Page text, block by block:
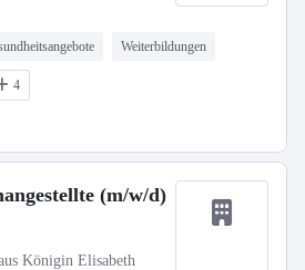
Weiterbildungen
4
(m/w/d)
Königin Elisabeth